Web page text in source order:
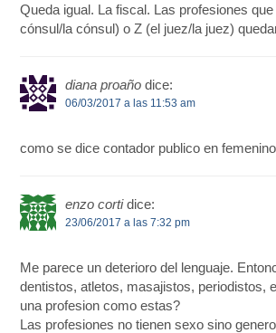
Queda igual. La fiscal. Las profesiones
cónsul/la cónsul) o Z (el juez/la juez)
diana proaño dice:
06/03/2017 a las 11:53 am
como se dice contador publico en femenino
enzo corti dice:
23/06/2017 a las 7:32 pm
Me parece un deterioro del lenguaje.
dentistos, atletos, masajistos, periodistos,
una profesion como estas?
Las profesiones no tienen sexo sino